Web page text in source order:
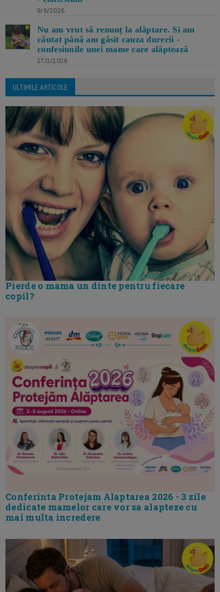
9/6/2026
Nu am vrut să renunț la alăptare. Si am
căutat până am găsit cauza durerii -
confesiunile unei mame care alăptează
27/3/2026
ULTIMILE ARTICOLE
Pierde o mama un dinte pentru fiecare
copil?
Conferinta Protejam Alaptarea 2026 - 3 zile
dedicate mamelor care vor sa alapteze cu
mai multa incredere